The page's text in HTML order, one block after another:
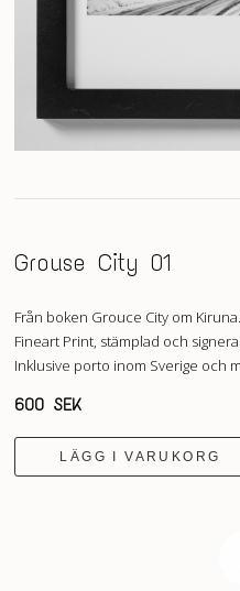
Grouse City 01
Från boken Grouce City om
Fineart Print, stämplad och
Inklusive porto inom Sverige och
600 SEK
LÄGG I VARUKORG